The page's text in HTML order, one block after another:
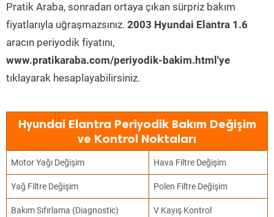
Pratik Araba, sonradan ortaya çıkan sürpriz bakım
fiyatlarıyla uğraşmazsınız. 2003 Hyundai Elantra 1.6
aracın periyodik fiyatını,
www.pratikaraba.com/periyodik-bakim.html'ye
tıklayarak hesaplayabilirsiniz.
Hyundai Elantra Periyodik Bakım Değişim
ve Kontrol Noktaları
Motor Yağı Değişim Hava Filtre Değişim
Yağ Filtre Değişim Polen Filtre Değişim
Bakım Sıfırlama (Diagnostic) V Kayış Kontrol